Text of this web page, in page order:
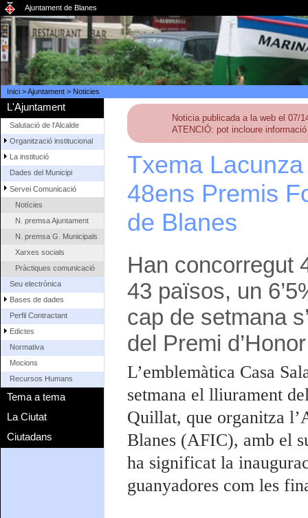
Ajuntament de Blanes
Inici>Ajuntament> Noticies
L'Ajuntament
Salutació de l'Alcalde
Organització institucional
La institució
Dades del Municipi
Servei Comunicació
Notícies
N. premsa Ajuntament
N. premsa G. Municipals
Xarxes socials
Pràctiques comunicació
Seu electrònica
Bases de dades
Perfil Contractant
Edictes
Normativa
Mocions
Recursos Humans
Tema a tema
La Ciutat
Ciutadans
Noticia publicada a la web el 07/
ATENCIÓ: pot incloure
Txema
48ens Premis
de Blanes
Han concorregut
43 països, un
cap de setmana
del Premi d’Honor
L’emblemàtica Casa
setmana el lliurament
Quillat, que organitza
Blanes (AFIC), amb el
ha significat la
guanyadores com les